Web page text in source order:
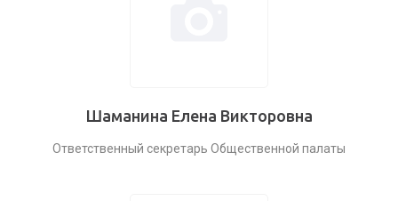
Шаманина Елена Викторовна
Ответственный секретарь Общественной палаты